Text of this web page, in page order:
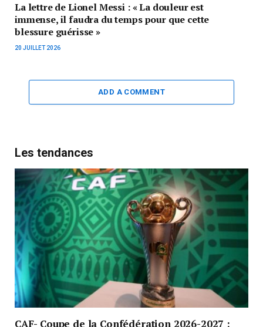
La lettre de Lionel Messi : « La douleur est
immense, il faudra du temps pour que cette
blessure guérisse »
20 JUILLET 2026
ADD A COMMENT
Les tendances
CAF- Coupe de la Confédération 2026-2027 :